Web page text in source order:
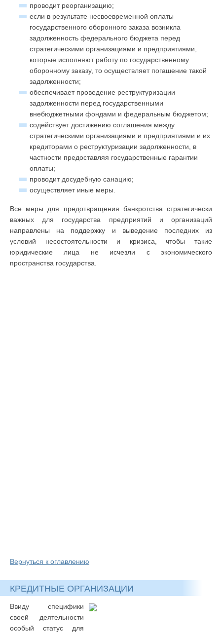
проводит реорганизацию;
если в результате несвоевременной оплаты
государственного оборонного заказа возникла
задолженность федерального бюджета перед
стратегическими организациями и предприятиями,
которые исполняют работу по государственному
оборонному заказу, то осуществляет погашение такой
задолженности;
обеспечивает проведение реструктуризации
задолженности перед государственными
внебюджетными фондами и федеральным бюджетом;
содействует достижению соглашения между
стратегическими организациями и предприятиями и их
кредиторами о реструктуризации задолженности, в
частности предоставляя государственные гарантии
оплаты;
проводит досудебную санацию;
осуществляет иные меры.
Все меры для предотвращения банкротства стратегически
важных для государства предприятий и организаций
направлены на поддержку и выведение последних из
условий несостоятельности и кризиса, чтобы такие
юридические лица не исчезли с экономического
пространства государства.
Вернуться к оглавлению
КРЕДИТНЫЕ ОРГАНИЗАЦИИ
Ввиду специфики
своей деятельности
особый статус для